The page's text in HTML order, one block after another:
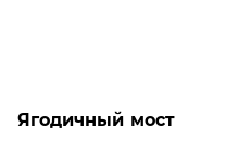
Ягодичный мост